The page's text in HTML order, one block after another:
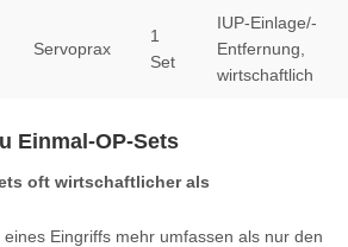
Servoprax
1
Set
IUP-Einlage/-
Entfernung,
wirtschaftlich
Einmal-OP-Sets
oft wirtschaftlicher als
Eingriffs mehr umfassen als nur den